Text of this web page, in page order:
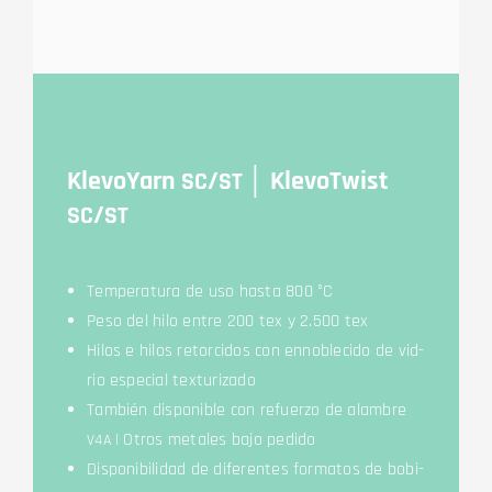
Kle­voYarn SC/ST │ Kle­voTwist
SC/ST
Tem­pe­ra­tura de uso has­ta 800 °C
Peso del hilo ent­re 200 tex y 2.500 tex
Hilos e hilos ret­or­ci­dos con enn­o­ble­ci­do de vid­
rio espe­cial texturizado
Tam­bién dis­po­nible con refuer­zo de alambre
V4A| Otros meta­les bajo pedido
Dis­po­ni­bil­idad de dife­ren­tes for­ma­tos de bobi­